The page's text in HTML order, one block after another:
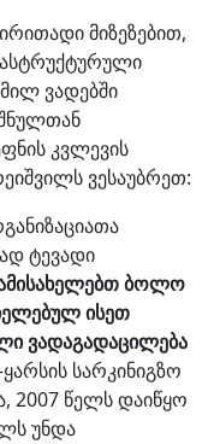
მიზეზებით,
ვადებში
კვლევის
ვესაუბრეთ:
ტევადი
ბოლო
ისეთ
ვადაგადაცილება
სარკინიგზო
2007 წელს დაიწყო
უნდა